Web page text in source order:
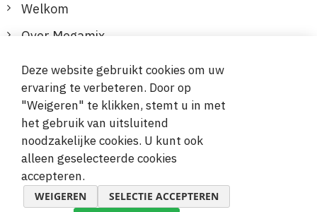
Welkom
Over Megamix
Informatie
Klantenservice
Veilige en gemakkelijke betalingen
Deze website gebruikt cookies om uw
ervaring te verbeteren. Door op
"Weigeren" te klikken, stemt u in met
het gebruik van uitsluitend
noodzakelijke cookies. U kunt ook
alleen geselecteerde cookies
accepteren.
WEIGEREN SELECTIE ACCEPTEREN